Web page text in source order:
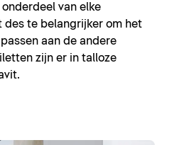
van elke
des te belangrijker om het
aan de andere
zijn er in talloze